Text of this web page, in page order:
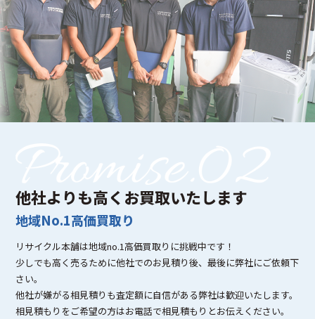
他社よりも高くお買取いたします
地域No.1高価買取り
リサイクル本舗は地域no.1高価買取りに挑戦中です！
少しでも高く売るために他社でのお見積り後、最後に弊社にご依頼下
さい。
他社が嫌がる相見積りも査定額に自信がある弊社は歓迎いたします。
相見積もりをご希望の方はお電話で相見積もりとお伝えください。